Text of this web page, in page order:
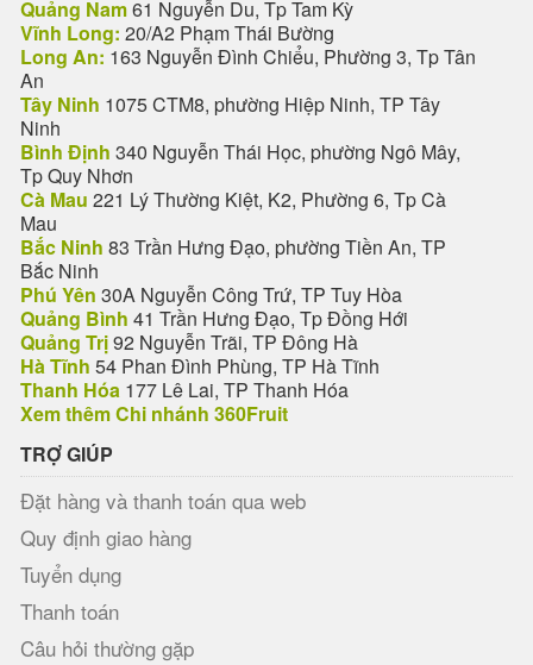
Quảng Nam61 Nguyễn Du, Tp Tam Kỳ
Vĩnh Long: 20/A2 Phạm Thái Bường
Long An: 163 Nguyễn Đình Chiểu, Phường 3, Tp Tân
An
Tây Ninh 1075 CTM8, phường Hiệp Ninh, TP Tây
Ninh
Bình Định 340 Nguyễn Thái Học, phường Ngô Mây,
Tp Quy Nhơn
Cà Mau 221 Lý Thường Kiệt, K2, Phường 6, Tp Cà
Mau
Bắc Ninh 83 Trần Hưng Đạo, phường Tiền An, TP
Bắc Ninh
Phú Yên 30A Nguyễn Công Trứ, TP Tuy Hòa
Quảng Bình 41 Trần Hưng Đạo, Tp Đồng Hới
Quảng Trị92 Nguyễn Trãi, TP Đông Hà
Hà Tĩnh 54 Phan Đình Phùng, TP Hà Tĩnh
Thanh Hóa 177 Lê Lai, TP Thanh Hóa
Xem thêm Chi nhánh 360Fruit
TRỢ GIÚP
Đặt hàng và thanh toán qua web
Quy định giao hàng
Tuyển dụng
Thanh toán
Câu hỏi thường gặp